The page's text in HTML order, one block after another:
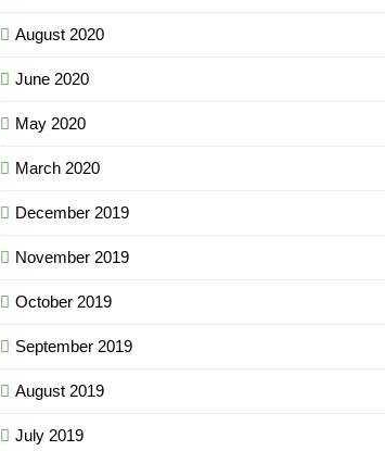
August 2020
June 2020
May 2020
March 2020
December 2019
November 2019
October 2019
September 2019
August 2019
July 2019